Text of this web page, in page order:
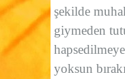
şekilde
giymeden
yoksun